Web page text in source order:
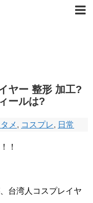
ヤー 整形 加工?
ールは?
メ , コスプレ, 日常
！
台湾人コスプレイヤ